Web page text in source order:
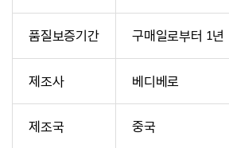
품질보증기간 구매일로부터 1년
제조사 베디베로
제조국 중국